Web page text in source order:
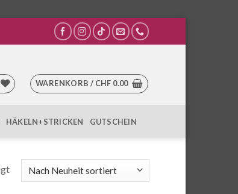
WARENKORB / CHF 0.00
HÄKELN+STRICKEN GUTSCHEIN
Nach
Aktualität